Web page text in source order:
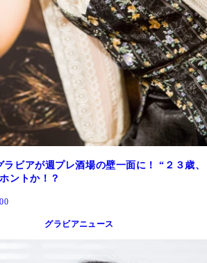
ビアが週プレ酒場の壁一面に！ “２３歳、
ントか！？
グラビアニュース